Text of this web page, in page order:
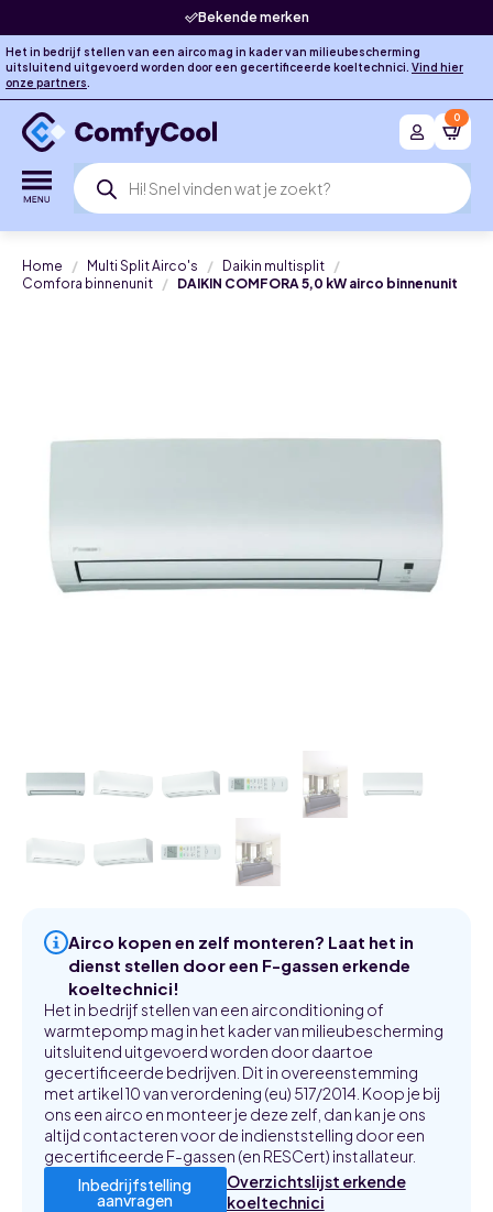
Bekende merken
Het in bedrijf stellen van een airco mag in kader van milieubescherming
uitsluitend uitgevoerd worden door een gecertificeerde koeltechnici. Vind hier
onze partners.
Producten
zoeken
0
Home Multi Split Airco's
Daikin multisplit
Comfora binnenunit
DAIKIN COMFORA 5,0 kW airco binnenunit
Airco kopen en zelf monteren? Laat het in
dienst stellen door een F-gassen erkende
koeltechnici!
Het in bedrijf stellen van een airconditioning of
warmtepomp mag in het kader van milieubescherming
uitsluitend uitgevoerd worden door daartoe
gecertificeerde bedrijven. Dit in overeenstemming
met artikel 10 van verordening (eu) 517/2014. Koop je bij
ons een airco en monteer je deze zelf, dan kan je ons
altijd contacteren voor de indienststelling door een
gecertificeerde F-gassen (en RESCert) installateur.
Inbedrijfstelling
aanvragen
Overzichtslijst erkende
koeltechnici